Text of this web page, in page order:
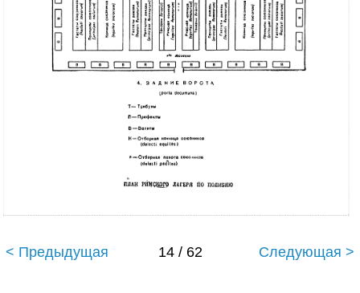
< Предыдущая 14 / 62 Следующая >